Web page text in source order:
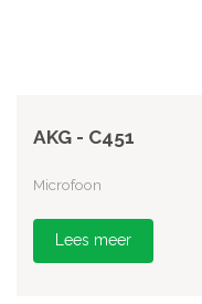
AKG - C451
Microfoon
Lees meer